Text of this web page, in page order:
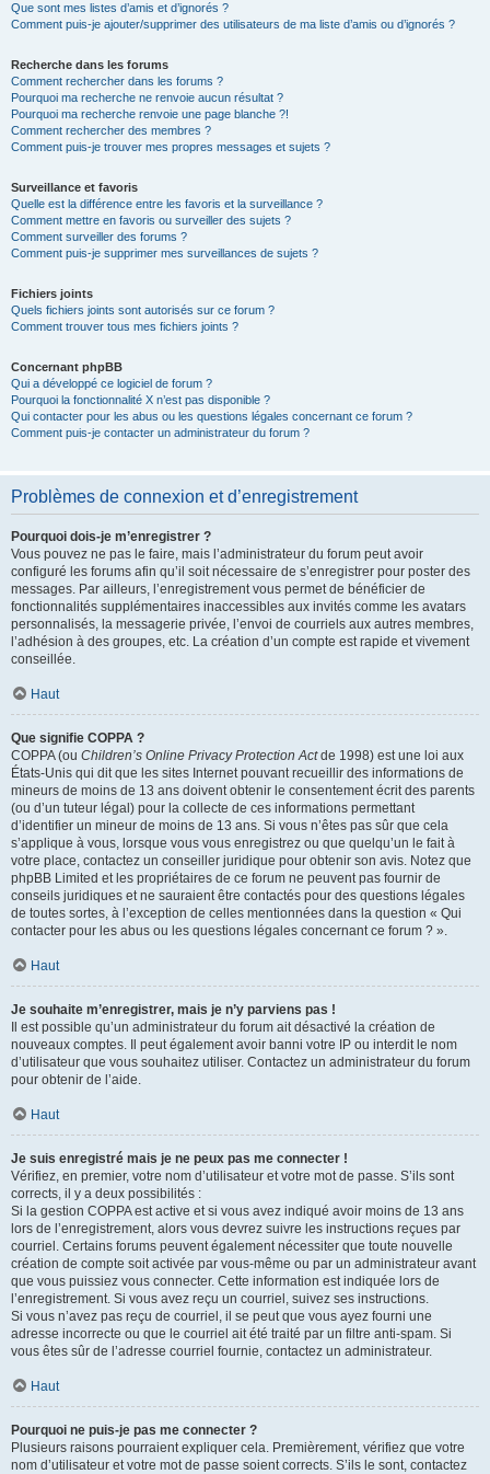
Que sont mes listes d’amis et d’ignorés ?
Comment puis-je ajouter/supprimer des utilisateurs de ma liste d’amis ou d’ignorés ?
Recherche dans les forums
Comment rechercher dans les forums ?
Pourquoi ma recherche ne renvoie aucun résultat ?
Pourquoi ma recherche renvoie une page blanche ?!
Comment rechercher des membres ?
Comment puis-je trouver mes propres messages et sujets ?
Surveillance et favoris
Quelle est la différence entre les favoris et la surveillance ?
Comment mettre en favoris ou surveiller des sujets ?
Comment surveiller des forums ?
Comment puis-je supprimer mes surveillances de sujets ?
Fichiers joints
Quels fichiers joints sont autorisés sur ce forum ?
Comment trouver tous mes fichiers joints ?
Concernant phpBB
Qui a développé ce logiciel de forum ?
Pourquoi la fonctionnalité X n’est pas disponible ?
Qui contacter pour les abus ou les questions légales concernant ce forum ?
Comment puis-je contacter un administrateur du forum ?
Problèmes de connexion et d’enregistrement
Pourquoi dois-je m’enregistrer ?
Vous pouvez ne pas le faire, mais l’administrateur du forum peut avoir
configuré les forums afin qu’il soit nécessaire de s’enregistrer pour poster des
messages. Par ailleurs, l’enregistrement vous permet de bénéficier de
fonctionnalités supplémentaires inaccessibles aux invités comme les avatars
personnalisés, la messagerie privée, l’envoi de courriels aux autres membres,
l’adhésion à des groupes, etc. La création d’un compte est rapide et vivement
conseillée.
Haut
Que signifie COPPA ?
COPPA (ou Children’s Online Privacy Protection Actde 1998) est une loi aux
États-Unis qui dit que les sites Internet pouvant recueillir des informations de
mineurs de moins de 13 ans doivent obtenir le consentement écrit des parents
(ou d’un tuteur légal) pour la collecte de ces informations permettant
d’identifier un mineur de moins de 13 ans. Si vous n’êtes pas sûr que cela
s’applique à vous, lorsque vous vous enregistrez ou que quelqu’un le fait à
votre place, contactez un conseiller juridique pour obtenir son avis. Notez que
phpBB Limited et les propriétaires de ce forum ne peuvent pas fournir de
conseils juridiques et ne sauraient être contactés pour des questions légales
de toutes sortes, à l’exception de celles mentionnées dans la question « Qui
contacter pour les abus ou les questions légales concernant ce forum ? ».
Haut
Je souhaite m’enregistrer, mais je n’y parviens pas !
Il est possible qu’un administrateur du forum ait désactivé la création de
nouveaux comptes. Il peut également avoir banni votre IP ou interdit le nom
d’utilisateur que vous souhaitez utiliser. Contactez un administrateur du forum
pour obtenir de l’aide.
Haut
Je suis enregistré mais je ne peux pas me connecter !
Vérifiez, en premier, votre nom d’utilisateur et votre mot de passe. S’ils sont
corrects, il y a deux possibilités :
Si la gestion COPPA est active et si vous avez indiqué avoir moins de 13 ans
lors de l’enregistrement, alors vous devrez suivre les instructions reçues par
courriel. Certains forums peuvent également nécessiter que toute nouvelle
création de compte soit activée par vous-même ou par un administrateur avant
que vous puissiez vous connecter. Cette information est indiquée lors de
l’enregistrement. Si vous avez reçu un courriel, suivez ses instructions.
Si vous n’avez pas reçu de courriel, il se peut que vous ayez fourni une
adresse incorrecte ou que le courriel ait été traité par un filtre anti-spam. Si
vous êtes sûr de l’adresse courriel fournie, contactez un administrateur.
Haut
Pourquoi ne puis-je pas me connecter ?
Plusieurs raisons pourraient expliquer cela. Premièrement, vérifiez que votre
nom d’utilisateur et votre mot de passe soient corrects. S’ils le sont, contactez